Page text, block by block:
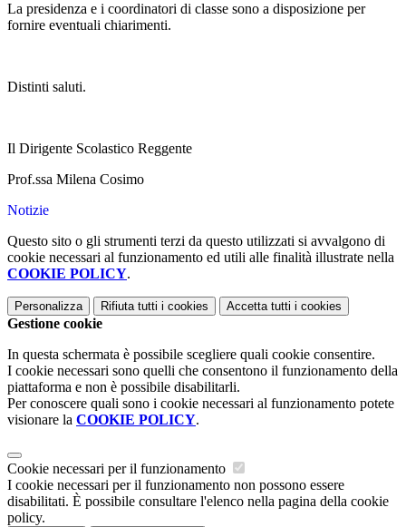
La presidenza e i coordinatori di classe sono a disposizione per
fornire eventuali chiarimenti.
Distinti saluti.
Il Dirigente Scolastico Reggente
Prof.ssa Milena Cosimo
Notizie
Questo sito o gli strumenti terzi da questo utilizzati si avvalgono di
cookie necessari al funzionamento ed utili alle finalità illustrate nella
COOKIE POLICY.
Personalizza Rifiuta tutti i cookies Accetta tutti i cookies
Gestione cookie
In questa schermata è possibile scegliere quali cookie consentire.
I cookie necessari sono quelli che consentono il funzionamento della
piattaforma e non è possibile disabilitarli.
Per conoscere quali sono i cookie necessari al funzionamento potete
visionare la COOKIE POLICY.
Cookie necessari per il funzionamento
I cookie necessari per il funzionamento non possono essere
disabilitati. È possibile consultare l'elenco nella pagina della cookie
policy.